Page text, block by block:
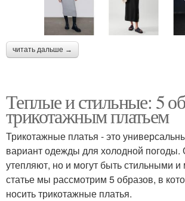
читать дальше →
Теплые и стильные: 5
трикотажным платьем
Трикотажные платья - это
вариант одежды для холодной погоды.
утепляют, но и могут быть стильными
статье мы рассмотрим 5 образов, в
носить трикотажные платья.